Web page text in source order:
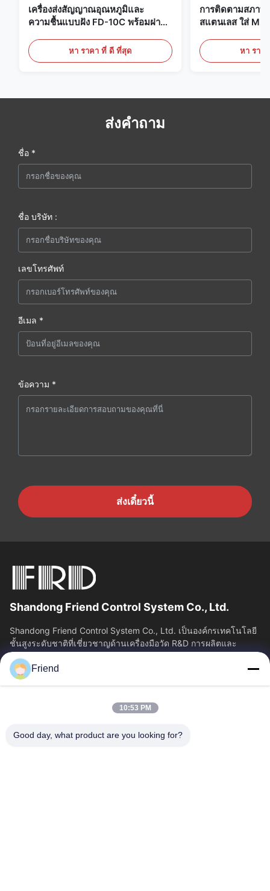
เครื่องส่งสัญญาณอุณหภูมิและ
ความชื้นแบบฝัง FD-10C พร้อมฝา
เลสสตีล 316Lหา ราคา ที่ ดี ที่สุด
การติดตามสภาพ
สแตนเลส ใส่
ทางการแพทย์ / ค
หา ราค
ส่งคำถาม
ชื่อ *
ชื่อ บริษัท :
เลขโทรศัพท์
อีเมล *
ข้อความ *
ส่งเดี๋ยวนี้
Shandong Friend Control System Co., Ltd.
Shandong Friend Control System Co., Ltd. เป็นองค์กรเทคโนโลยี
ชั้นสูงระดับชาติที่เชี่ยวชาญด้านเครื่องมือวัด R&D การผลิตและ
บริการควบคุมอุตสาหกรรม...
ลิงค์เร็ว
เกี่ยวกับเรา
ทัวร์โรงงาน
ควบคุมคุณภาพ
Friend
10:53 PM
Good day, what product are you looking for?